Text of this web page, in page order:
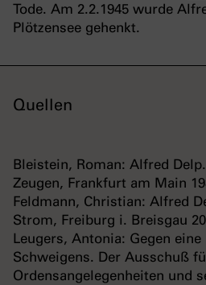
Tode. Am 2.2.1945 wurde
Plötzensee gehenkt.
Quellen
Bleistein, Roman: Alfred
Zeugen, Frankfurt am Main
Feldmann, Christian: Alfred
Strom, Freiburg i. Breisgau
Leugers, Antonia: Gegen
Schweigens. Der Ausschuß
Ordensangelegenheiten und